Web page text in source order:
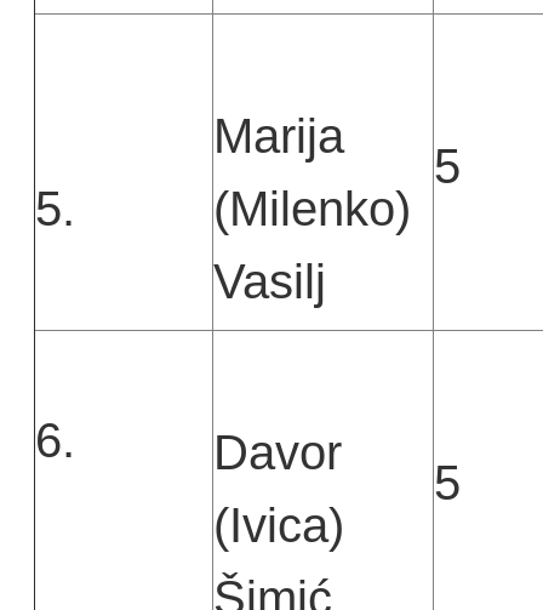
5.
Marija
(Milenko)
Vasilj
5
6.
Davor
(Ivica)
Šimić
5